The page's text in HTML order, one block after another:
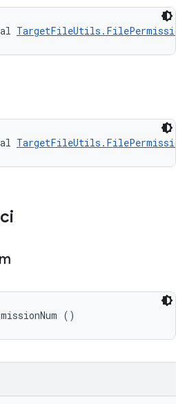
TargetFileUtils.FilePermission
TargetFileUtils.FilePermission
()